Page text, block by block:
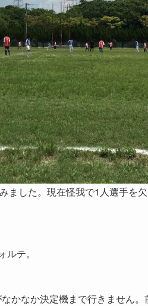
ました。現在怪我で1人選手を
テ。
かなか決定機まで行きません